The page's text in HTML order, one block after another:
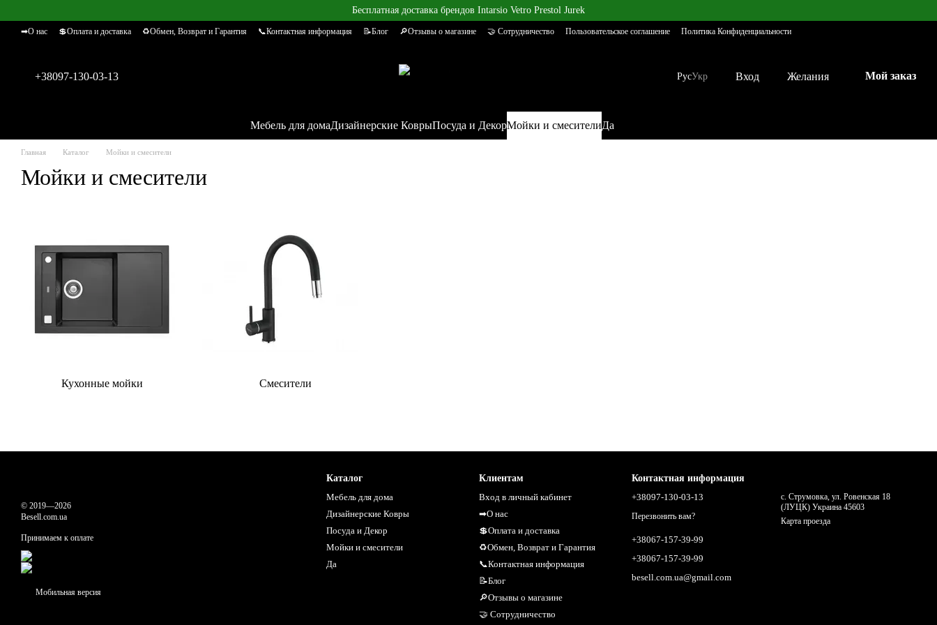
Бесплатная доставка брендов Intarsio Vetro Prestol Jurek
➡О нас 💲Оплата и доставка ♻Обмен, Возврат и Гарантия 📞Контактная информация 📝Блог 🔎Отзывы о магазине 🤝 Сотрудничество Пользовательское соглашение Политика Конфиденциальности
+38097-130-03-13 РусУкр Вход Желания Мой заказ
Мебель для домаДизайнерские КоврыПосуда и ДекорМойки и смесителиДа
Главная Каталог Мойки и смесители
Мойки и смесители
Кухонные мойки Смесители
© 2019—2026
Besell.com.ua
Принимаем к оплате
Мобильная версия
Каталог
Мебель для дома
Дизайнерские Ковры
Посуда и Декор
Мойки и смесители
Да
Клиентам
Вход в личный кабинет
➡О нас
💲Оплата и доставка
♻Обмен, Возврат и Гарантия
📞Контактная информация
📝Блог
🔎Отзывы о магазине
🤝 Сотрудничество
Контактная информация
+38097-130-03-13
Перезвонить вам?
+38067-157-39-99
+38067-157-39-99
besell.com.ua@gmail.com
с. Струмовка, ул. Ровенская 18
(ЛУЦК) Украина 45603
Карта проезда